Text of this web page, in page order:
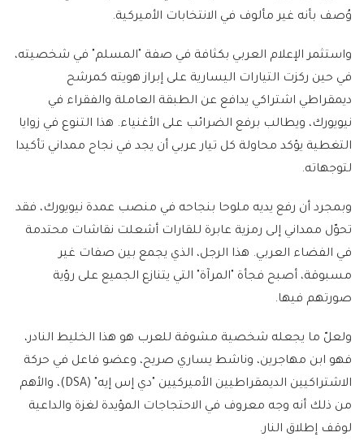
وُصف بأنه غير مألوف في الانتخابات الأميركية.
واستثمر الإعلام العربي بكثافة في صفة "المسلم" في شخصيته،
في حين ركزت التيارات اليسارية على إبراز هويته كمرشح
ديمقراطي اشتراكي يدافع عن الطبقة العاملة والفقراء في
نيويورك، ويطالب برفع الضرائب على الأغنياء. هذا التنوع في زوايا
التغطية يؤكد محاولة كل تيار عربي أن يجد في نجاح ممداني تأكيدا
لتوجهاته.
وبمجرد أن رفع يديه ملوحا بنجاحه في منصب عمدة نيويورك، فقد
تحوّل ممداني إلى رمزية عابرة للقارات أشعلت نقاشات محتدمة
في الفضاء العربي. هذا الرجل، الذي يجمع بين صفات غير
مسبوقة، أصبح فجأة "المرآة" التي يتنازع الجميع على رؤية
صورتهم فيها.
ولعلّ ما يجعله شخصية مشوقة للعرب هو هذا الخليط النادر،
فهو ابن مهاجرين، وناشط يساري صريح، وعضو فاعل في حركة
الاشتراكيين الديمقراطيين الأميركيين "دي إس إيه" (DSA)، والأهم
من ذلك أنه وجه معروف في الاحتجاجات المؤيدة لغزة والداعية
لوقف إطلاق النار.